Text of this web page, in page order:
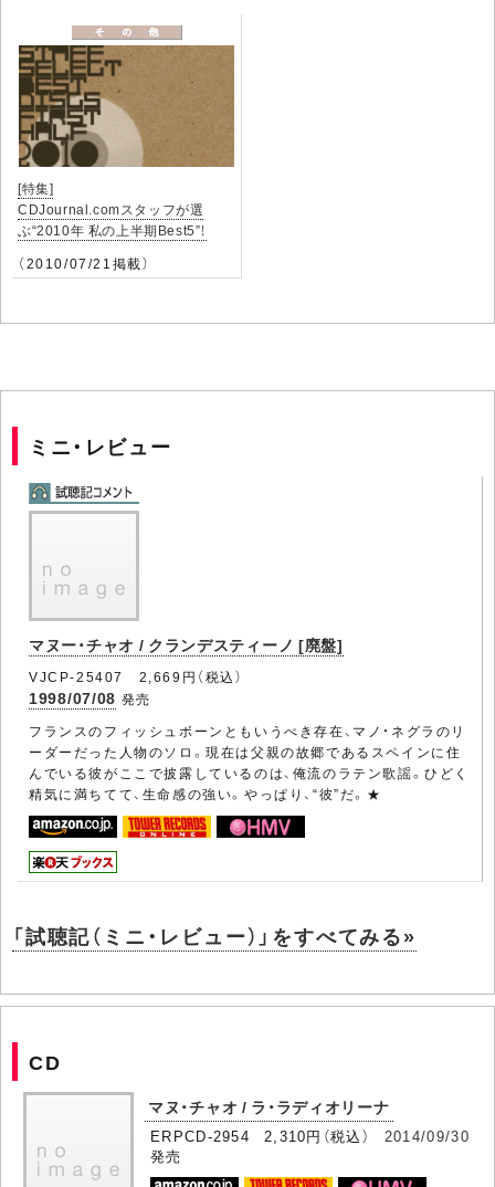
[特集]
CDJournal.comスタッフが選
ぶ“2010年 私の上半期Best5”！
（2010/07/21掲載）
ミニ・レビュー
マヌー・チャオ / クランデスティーノ [廃盤]
VJCP-25407 2,669円（税込）
1998/07/08 発売
フランスのフィッシュボーンともいうべき存在、マノ・ネグラのリ
ーダーだった人物のソロ。現在は父親の故郷であるスペインに住
んでいる彼がここで披露しているのは、俺流のラテン歌謡。ひどく
精気に満ちてて、生命感の強い。やっぱり、“彼”だ。★
「試聴記（ミニ・レビュー）」をすべてみる»
CD
マヌ・チャオ / ラ・ラディオリーナ
ERPCD-2954 2,310円（税込） 2014/09/30
発売